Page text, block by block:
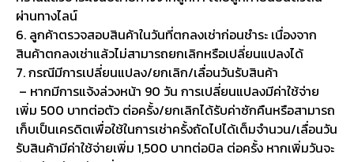
ผ่านทางไลน์
6. ลูกค้าตรวจสอบสินค้าในวันที่ตกลงเช่าก่อนชำระ เนื่องจาก
สินค้าตกลงเช่าแล้วไม่สามารถยกเลิกหรือเปลี่ยนแปลงได้
7. กรณีมีการเปลี่ยนแปลง/ยกเลิก/เลื่อนวันรับสินค้า
– หากมีการแจ้งล่วงหน้า 90 วัน การเปลี่ยนแปลงมีค่าใช้จ่าย
เพิ่ม 500 บาทต่อตัว ต่อครั้ง/ยกเลิกได้รับค่าซักคืนหรือสามารถ
เก็บเป็นเครดิตเพื่อใช้ในการเช่าครั้งถัดไปได้เต็มจำนวน/เลื่อนวัน
รับสินค้ามีค่าใช้จ่ายเพิ่ม 1,500 บาทต่อบิล ต่อครั้ง หากเพิ่มวันจะ